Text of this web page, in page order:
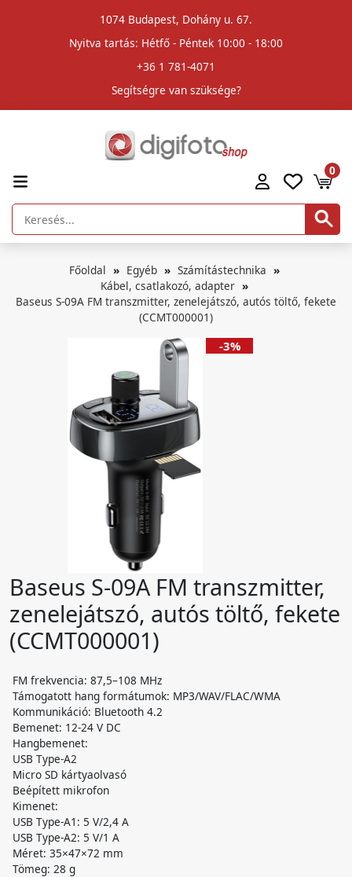
1074 Budapest, Dohány u. 67.
Nyitva tartás: Hétfő - Péntek 10:00 - 18:00
+36 1 781-4071
Segítségre van szüksége?
0
Főoldal Egyéb
Számítástechnika
Kábel, csatlakozó, adapter
Baseus S-09A FM transzmitter, zenelejátszó, autós töltő, fekete
(CCMT000001)
-3%
Baseus S-09A FM transzmitter,
zenelejátszó, autós töltő, fekete
(CCMT000001)
FM frekvencia: 87,5–108 MHz
Támogatott hang formátumok: MP3/WAV/FLAC/WMA
Kommunikáció: Bluetooth 4.2
Bemenet: 12-24 V DC
Hangbemenet:
USB Type-A2
Micro SD kártyaolvasó
Beépített mikrofon
Kimenet:
USB Type-A1: 5 V/2,4 A
USB Type-A2: 5 V/1 A
Méret: 35×47×72 mm
Tömeg: 28 g